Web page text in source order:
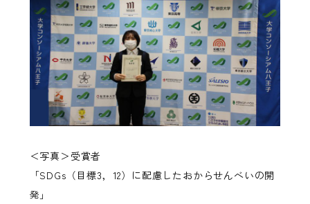
＜写真＞受賞者
「SDGs（目標3，12）に配慮したおからせんべいの開
発」